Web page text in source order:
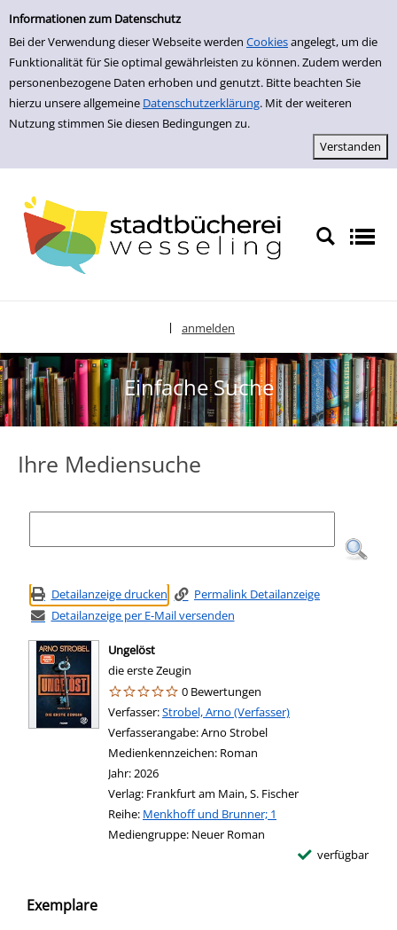
Informationen zum Datenschutz
Bei der Verwendung dieser Webseite werden Cookiesangelegt, um die
Funktionalität für Sie optimal gewährleisten zu können. Zudem werden
personenbezogene Daten erhoben und genutzt. Bitte beachten Sie
hierzu unsere allgemeine Datenschutzerklärung. Mit der weiteren
Nutzung stimmen Sie diesen Bedingungen zu.
zur Navigation springen
zum Inhalt springen
Zur Detailanzeige springen
anmelden
Einfache Suche
Ihre Mediensuche
Detailanzeige drucken
Permalink Detailanzeige
Detailanzeige per E-Mail versenden
Ungelöst
die erste Zeugin
0 Bewertungen
Verfasser:Suche nach diesem Verfasser
Strobel, Arno (Verfasser)
Verfasserangabe:Arno Strobel
Medienkennzeichen: Roman
Jahr:2026
Verlag: Frankfurt am Main, S. Fischer
Reihe: Menkhoff und Brunner; 1
Mediengruppe: Neuer Roman
verfügbar
Exemplare